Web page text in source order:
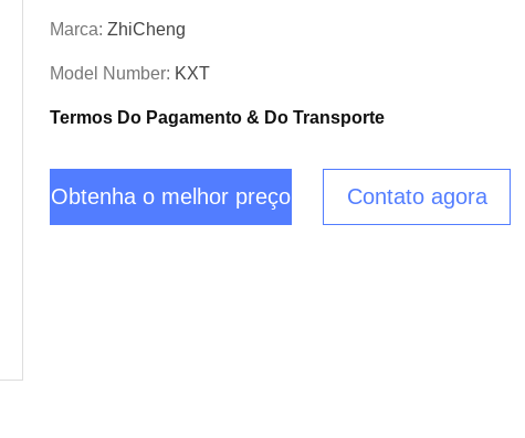
Marca: ZhiCheng
Model Number: KXT
Termos Do Pagamento & Do Transporte
Obtenha o melhor preço Contato agora